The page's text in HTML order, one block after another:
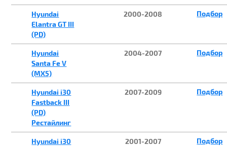
Hyundai
Elantra GT III
(PD)
2000-2008 Подбор
Hyundai
Santa Fe V
(MX5)
2004-2007 Подбор
Hyundai i30
Fastback III
(PD)
Рестайлинг
2007-2009 Подбор
Hyundai i30
2001-2007 Подбор